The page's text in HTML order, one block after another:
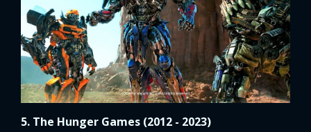
5. The Hunger Games (2012 - 2023)